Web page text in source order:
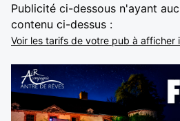
Publicité ci-dessous n'ayant
contenu ci-dessus :
Voir les tarifs de votre pub à afficher